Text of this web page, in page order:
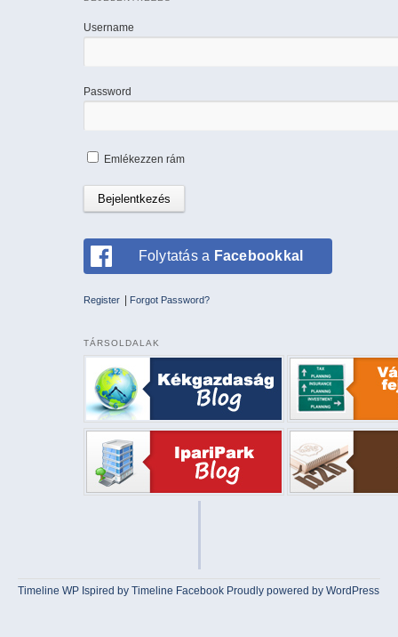
Username
Password
Emlékezzen rám
Folytatás a Facebookkal
Register Forgot Password?
TÁRSOLDALAK
Timeline WP Ispired byTimeline Facebook Proudly powered by WordPress